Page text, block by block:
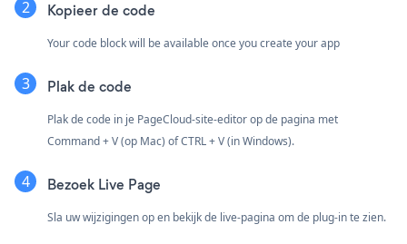
Kopieer de code
Your code block will be available once you create your app
Plak de code
Plak de code in je PageCloud-site-editor op de pagina met
Command + V (op Mac) of CTRL + V (in Windows).
Bezoek Live Page
Sla uw wijzigingen op en bekijk de live-pagina om de plug-in te zien.